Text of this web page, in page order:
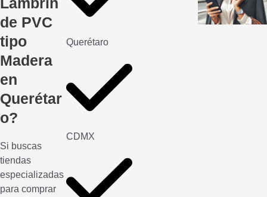
de PVC
tipo
Madera
en
Querétar
o?
Si buscas
tiendas
especializadas
para comprar
Querétaro
CDMX